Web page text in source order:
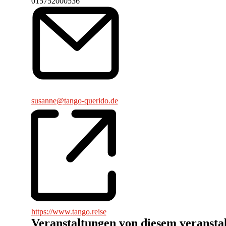
Email
susanne@tango-querido.de
Webseite
https://www.tango.reise
Veranstaltungen von diesem